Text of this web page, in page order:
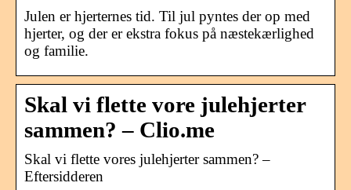
Julen er hjerternes tid. Til jul pyntes der op med
hjerter, og der er ekstra fokus på næstekærlighed
og familie.
Skal vi flette vore julehjerter
sammen? – Clio.me
Skal vi flette vores julehjerter sammen? –
Eftersidderen